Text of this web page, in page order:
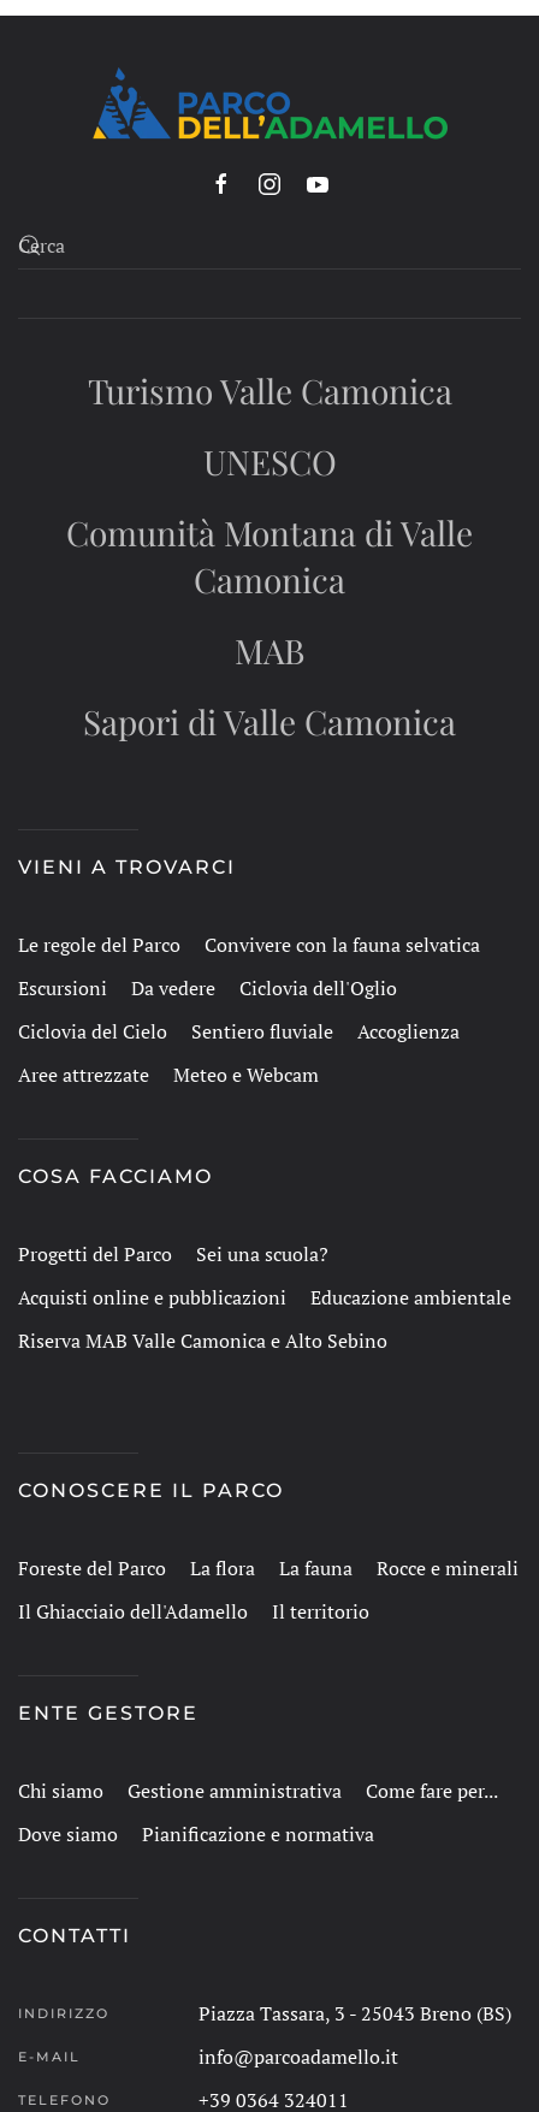
Turismo Valle Camonica
UNESCO
Comunità Montana di Valle
Camonica
MAB
Sapori di Valle Camonica
VIENI A TROVARCI
Le regole del Parco
Convivere con la fauna selvatica
Escursioni
Da vedere
Ciclovia dell'Oglio
Ciclovia del Cielo
Sentiero fluviale
Accoglienza
Aree attrezzate
Meteo e Webcam
COSA FACCIAMO
Progetti del Parco
Sei una scuola?
Acquisti online e pubblicazioni
Educazione ambientale
Riserva MAB Valle Camonica e Alto Sebino
CONOSCERE IL PARCO
Foreste del Parco La flora La fauna
Rocce e minerali
Il Ghiacciaio dell'Adamello
Il territorio
ENTE GESTORE
Chi siamo Gestione amministrativa
Come fare per...
Dove siamo
Pianificazione e normativa
CONTATTI
INDIRIZZO Piazza Tassara, 3 - 25043 Breno (BS)
E-MAIL info@parcoadamello.it
TELEFONO +39 0364 324011